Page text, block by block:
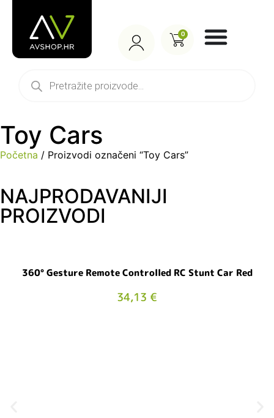
0
Toy Cars
Početna / Proizvodi označeni “Toy Cars”
NAJPRODAVANIJI
PROIZVODI
360° Gesture Remote Controlled RC Stunt Car Red
34,13 €